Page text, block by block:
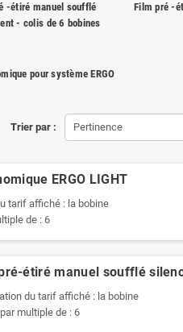
-étiré manuel soufflé
- colis de 6 bobines
Film pré -
pour système ERGO
Trier par : Pertinence
ERGO LIGHT
tarif affiché : la bobine
de : 6
étiré manuel soufflé
du tarif affiché : la bobine
multiple de : 6